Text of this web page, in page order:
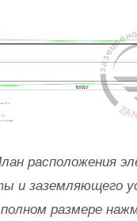
расположения
и заземляющего
размере